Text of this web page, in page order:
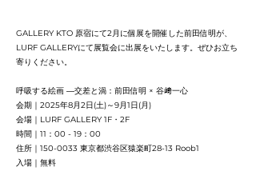
GALLERY KTO 原宿にて2月に個展を開催した前田信明が、
LURF GALLERYにて展覧会に出展をいたします。ぜひお立ち
寄りください。
呼吸する絵画 ―交差と渦：前田信明 × 谷﨑一心
会期｜2025年8月2日(土)～9月1日(月)
会場｜LURF GALLERY 1F・2F
時間｜11：00 - 19：00
住所｜150-0033 東京都渋谷区猿楽町28-13 Roob1
入場｜無料